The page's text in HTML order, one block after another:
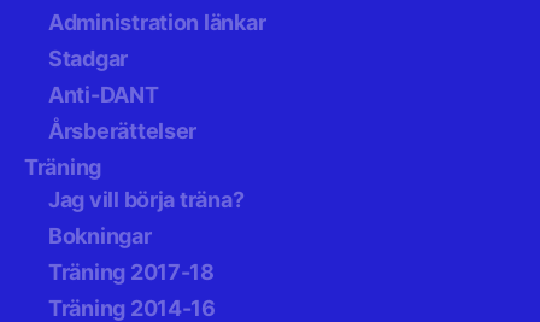
Administration länkar
Stadgar
Anti-DANT
Årsberättelser
Träning
Jag vill börja träna?
Bokningar
Träning 2017-18
Träning 2014-16